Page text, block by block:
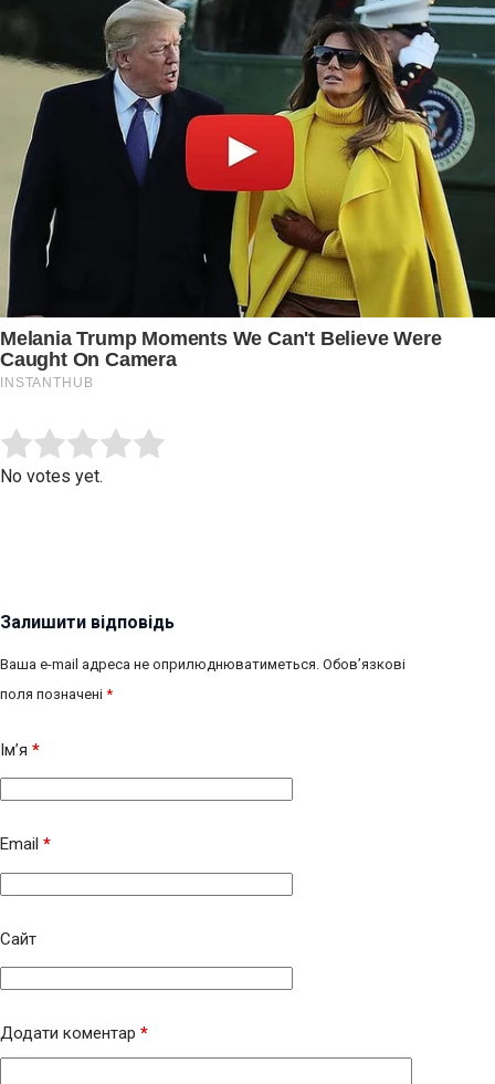
Rate this item:
No votes yet.
Залишити відповідь
Ваша e-mail адреса не оприлюднюватиметься. Обов’язкові
поля позначені *
Ім’я *
Email *
Сайт
Додати коментар *